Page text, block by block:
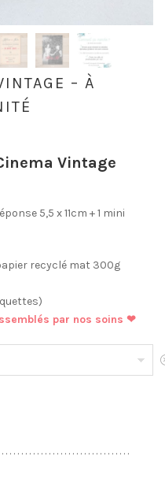
– À
Vintage
5,5 x 11cm + 1 mini
recyclé mat 300g
par nos soins ❤
. . . . . . . . . . . . . . . . . . . . . . . . . . . . . . . .